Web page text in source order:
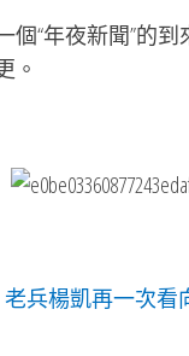
個“年夜新聞”的
。
兵楊凱再一次看